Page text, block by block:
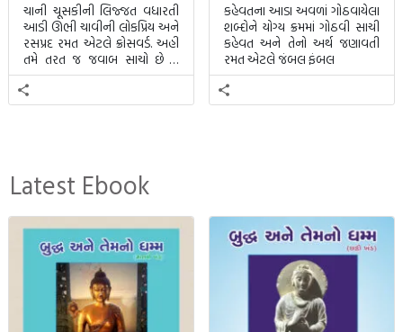
ચાની ચૂસકીની લિજ્જત વધારતી
આડી ઊભી ચાવીની લોકપ્રિય અને
રસપ્રદ રમત એટલે ક્રોસવર્ડ. અહીં
તમે તરત જ જવાબ સાચો છે કે
ખોટો તે જાણી શકાશે.
કહેવતના આડા અવળાં ગોઠવાયેલા
શબ્દોને યોગ્ય ક્રમમાં ગોઠવી સાચી
કહેવત અને તેનો અર્થ જણાવતી
રમત એટલે જંબલ ફંબલ
Latest Ebook